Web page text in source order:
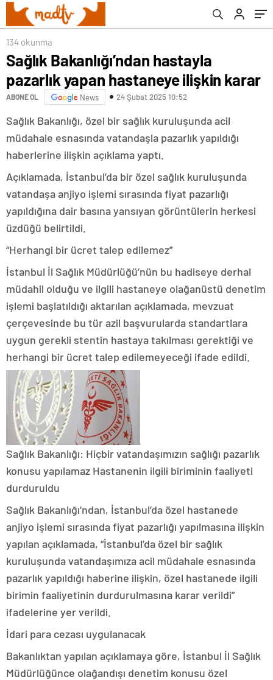
134 okunma
Sağlık Bakanlığı’ndan hastayla
pazarlık yapan hastaneye ilişkin karar
ABONE OL News 24 Şubat 2025 10:52
Sağlık Bakanlığı, özel bir sağlık kuruluşunda acil
müdahale esnasında vatandaşla pazarlık yapıldığı
haberlerine ilişkin açıklama yaptı.
Açıklamada, İstanbul’da bir özel sağlık kuruluşunda
vatandaşa anjiyo işlemi sırasında fiyat pazarlığı
yapıldığına dair basına yansıyan görüntülerin herkesi
üzdüğü belirtildi.
“Herhangi bir ücret talep edilemez”
İstanbul İl Sağlık Müdürlüğü’nün bu hadiseye derhal
müdahil olduğu ve ilgili hastaneye olağanüstü denetim
işlemi başlatıldığı aktarılan açıklamada, mevzuat
çerçevesinde bu tür azil başvurularda standartlara
uygun gerekli stentin hastaya takılması gerektiği ve
herhangi bir ücret talep edilemeyeceği ifade edildi.
Sağlık Bakanlığı: Hiçbir vatandaşımızın sağlığı pazarlık
konusu yapılamaz Hastanenin ilgili biriminin faaliyeti
durduruldu
Sağlık Bakanlığı’ndan, İstanbul’da özel hastanede
anjiyo işlemi sırasında fiyat pazarlığı yapılmasına ilişkin
yapılan açıklamada, “İstanbul’da özel bir sağlık
kuruluşunda vatandaşımıza acil müdahale esnasında
pazarlık yapıldığı haberine ilişkin, özel hastanede ilgili
birimin faaliyetinin durdurulmasına karar verildi”
ifadelerine yer verildi.
İdari para cezası uygulanacak
Bakanlıktan yapılan açıklamaya göre, İstanbul İl Sağlık
Müdürlüğünce olağandışı denetim konusu özel